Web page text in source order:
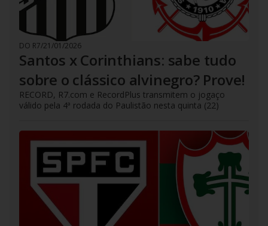
DO R7/21/01/2026
Santos x Corinthians: sabe tudo
sobre o clássico alvinegro? Prove!
RECORD, R7.com e RecordPlus transmitem o jogaço
válido pela 4ª rodada do Paulistão nesta quinta (22)